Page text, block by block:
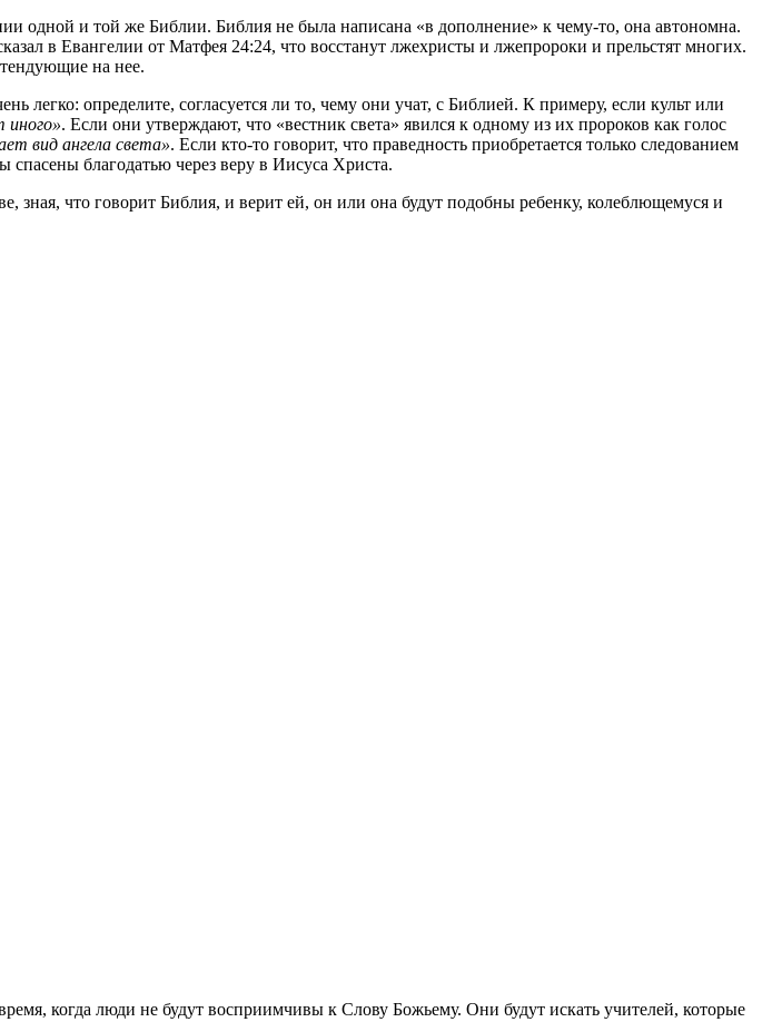
одной и той же Библии. Библия не была написана «в дополнение» к чему-то, она автономна.
в Евангелии от Матфея 24:24, что восстанут лжехристы и лжепророки и прельстят многих.
на нее.
легко: определите, согласуется ли то, чему они учат, с Библией. К примеру, если культ или
иного». Если они утверждают, что «вестник света» явился к одному из их пророков как голос
вид ангела света». Если кто-то говорит, что праведность приобретается только следованием
благодатью через веру в Иисуса Христа.
что говорит Библия, и верит ей, он или она будут подобны ребенку, колеблющемуся и
когда люди не будут восприимчивы к Слову Божьему. Они будут искать учителей, которые